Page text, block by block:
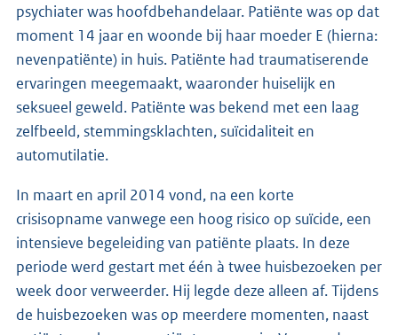
psychiater was hoofdbehandelaar. Patiënte was op dat
moment 14 jaar en woonde bij haar moeder E (hierna:
nevenpatiënte) in huis. Patiënte had traumatiserende
ervaringen meegemaakt, waaronder huiselijk en
seksueel geweld. Patiënte was bekend met een laag
zelfbeeld, stemmingsklachten, suïcidaliteit en
automutilatie.
In maart en april 2014 vond, na een korte
crisisopname vanwege een hoog risico op suïcide, een
intensieve begeleiding van patiënte plaats. In deze
periode werd gestart met één à twee huisbezoeken per
week door verweerder. Hij legde deze alleen af. Tijdens
de huisbezoeken was op meerdere momenten, naast